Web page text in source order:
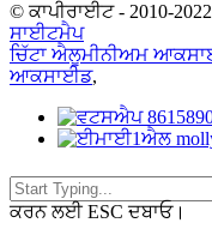
© ਕਾਪੀਰਾਈਟ - 2010-
ਸਾਈਟਮੈਪ
ਚਿੱਟਾ ਐਲੂਮੀਨੀਅਮ
ਆਕਸਾਈਡ,
ਕਰਨ ਲਈ ESC ਦਬਾਓ।